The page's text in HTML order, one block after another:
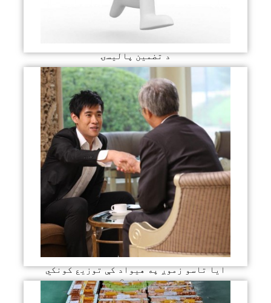
د تضمین پالیسۍ
ایا تاسو زموږ په هیواد کې توزیع کونکي
غواړئ؟